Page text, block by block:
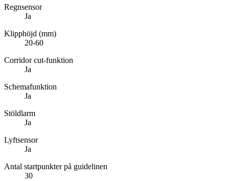
Regnsensor
Ja
Klipphöjd (mm)
20-60
Corridor cut-funktion
Ja
Schemafunktion
Ja
Stöldlarm
Ja
Lyftsensor
Ja
Antal startpunkter på guidelinen
30